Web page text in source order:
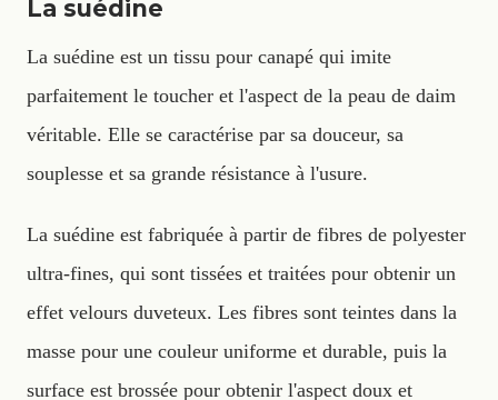
La suédine
La suédine est un tissu pour canapé qui imite
parfaitement le toucher et l'aspect de la peau de daim
véritable. Elle se caractérise par sa douceur, sa
souplesse et sa grande résistance à l'usure.
La suédine est fabriquée à partir de fibres de polyester
ultra-fines, qui sont tissées et traitées pour obtenir un
effet velours duveteux. Les fibres sont teintes dans la
masse pour une couleur uniforme et durable, puis la
surface est brossée pour obtenir l'aspect doux et